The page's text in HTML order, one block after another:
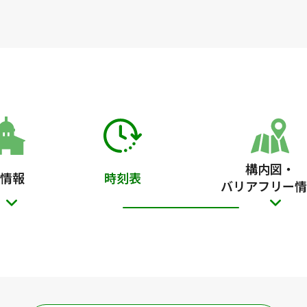
報 時刻表
構内図・
バリアフリー